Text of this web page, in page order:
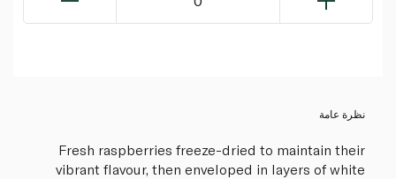
نظرة عامة
Fresh raspberries freeze-dried to maintain their
vibrant flavour, then enveloped in layers of white